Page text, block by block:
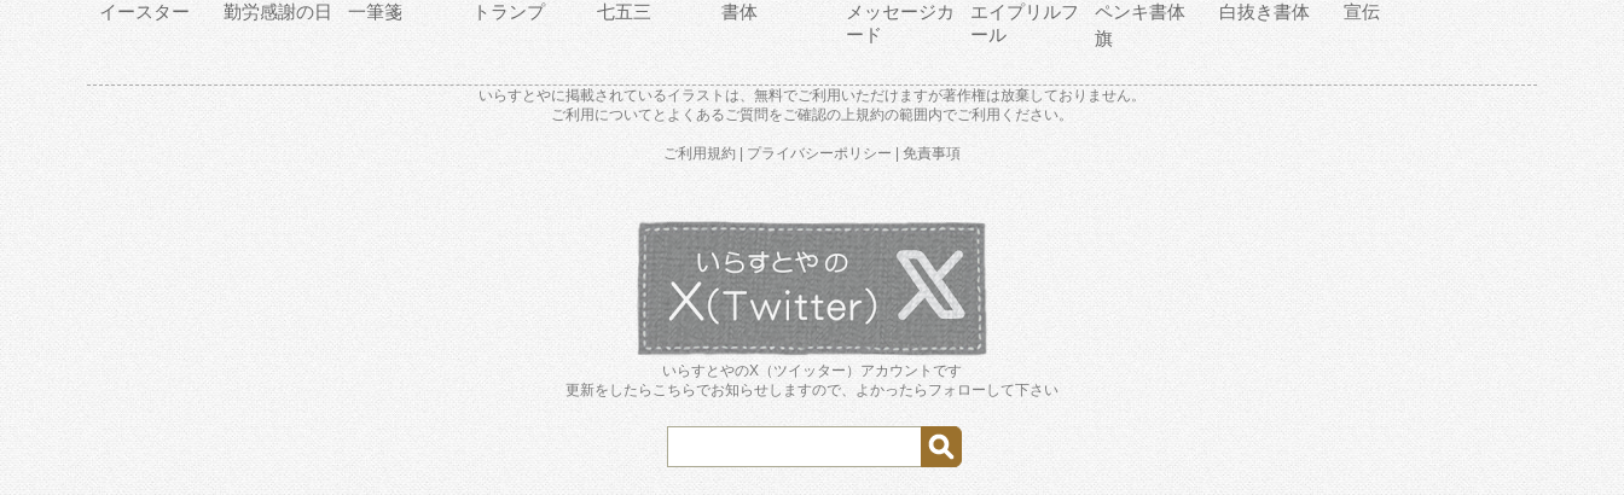
イースター
勤労感謝の日 一筆箋 トランプ 七五三 書体
メッセージカ
ード
エイプリルフ
ール
ペンキ書体 白抜き書体
宣伝
旗
いらすとやに掲載されているイラストは、無料でご利用いただけますが著作権は放棄しておりません。
ご利用について とよくあるご質問をご確認の上規約の範囲内でご利用ください。
ご利用規約 プライバシーポリシー 免責事項
いらすとやのX（ツイッター）アカウントです
更新をしたらこちらでお知らせしますので、よかったらフォローして下さい